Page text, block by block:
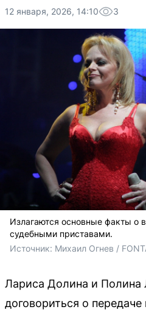
12 января, 2026, 14:10 3
Излагаются основные факты о
судебными приставами.
Источник: Михаил Огнев /
Лариса Долина и Полина
договориться о